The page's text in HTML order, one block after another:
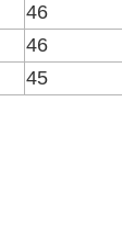
46
46
45